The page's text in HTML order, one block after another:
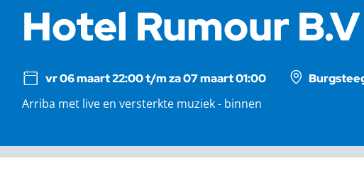
Hotel Rumour B.V
vr 06 maart 22:00 t/m za 07 maart 01:00
Arriba met live en versterkte muziek - binnen